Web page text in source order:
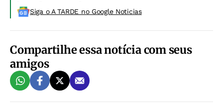
Siga o A TARDE no Google Noticias
Compartilhe essa notícia com seus
amigos